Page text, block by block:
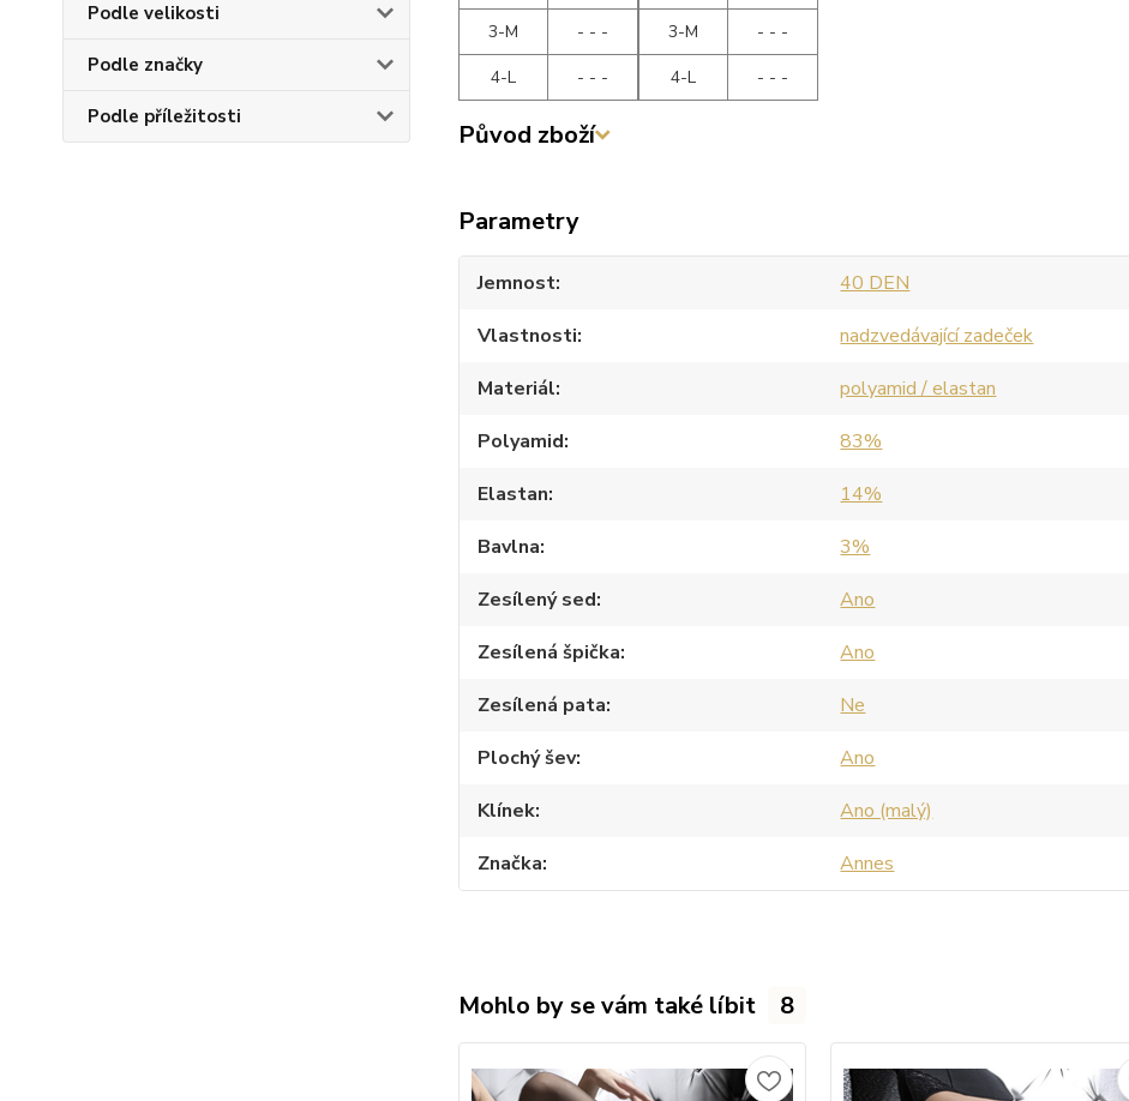
Podle velikosti
Podle značky
Podle příležitosti
3-M
- - -
4-L
- - -
3-M
- - -
4-L
- - -
Původ zboží
Parametry
Jemnost
40 DEN
Vlastnosti
nadzvedávající zadeček
Materiál
polyamid / elastan
Polyamid
83%
Elastan
14%
Bavlna
3%
Zesílený sed
Ano
Zesílená špička
Ano
Zesílená pata
Ne
Plochý šev
Ano
Klínek
Ano (malý)
Značka
Annes
Mohlo by se vám také líbit 8